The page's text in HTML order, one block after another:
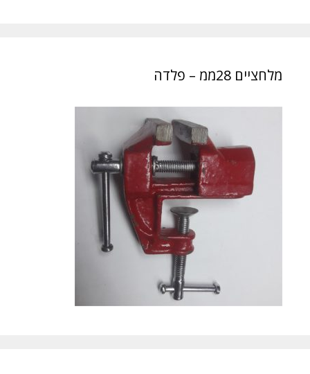
מלחציים 28ממ – פלדה